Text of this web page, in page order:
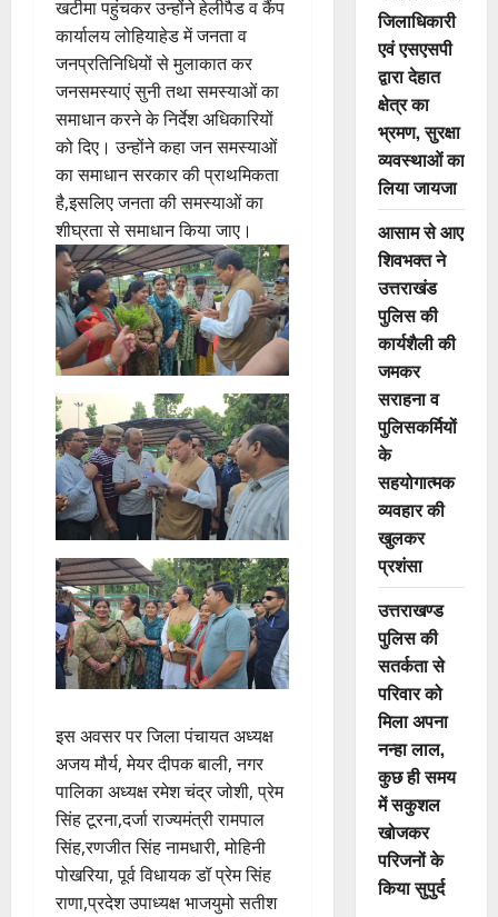
खटीमा पहुंचकर उन्होंने हेलीपैड व कैंप
कार्यालय लोहियाहेड में जनता व
जनप्रतिनिधियों से मुलाकात कर
जनसमस्याएं सुनी तथा समस्याओं का
समाधान करने के निर्देश अधिकारियों
को दिए। उन्होंने कहा जन समस्याओं
का समाधान सरकार की प्राथमिकता
है,इसलिए जनता की समस्याओं का
शीघ्रता से समाधान किया जाए।
इस अवसर पर जिला पंचायत अध्यक्ष
अजय मौर्य, मेयर दीपक बाली, नगर
पालिका अध्यक्ष रमेश चंद्र जोशी, प्रेम
सिंह टूरना,दर्जा राज्यमंत्री रामपाल
सिंह,रणजीत सिंह नामधारी, मोहिनी
पोखरिया, पूर्व विधायक डॉ प्रेम सिंह
राणा,प्रदेश उपाध्यक्ष भाजयुमो सतीश
जिलाधिकारी
एवं एसएसपी
द्वारा देहात
क्षेत्र का
भ्रमण, सुरक्षा
व्यवस्थाओं का
लिया जायजा
आसाम से आए
शिवभक्त ने
उत्तराखंड
पुलिस की
कार्यशैली की
जमकर
सराहना व
पुलिसकर्मियों
के
सहयोगात्मक
व्यवहार की
खुलकर
प्रशंसा
उत्तराखण्ड
पुलिस की
सतर्कता से
परिवार को
मिला अपना
नन्हा लाल,
कुछ ही समय
में सकुशल
खोजकर
परिजनों के
किया सुपुर्द